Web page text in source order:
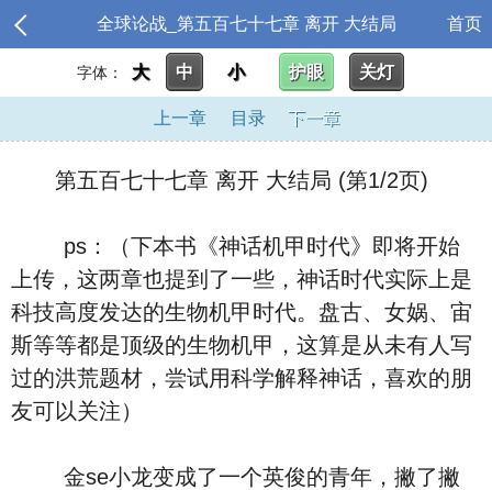
全球论战_第五百七十七章 离开 大结局 首页
字体： 大 中 小 护眼 关灯
上一章 目录 下一章
第五百七十七章 离开 大结局 (第1/2页)
ps：（下本书《神话机甲时代》即将开始
上传，这两章也提到了一些，神话时代实际上是
科技高度发达的生物机甲时代。盘古、女娲、宙
斯等等都是顶级的生物机甲，这算是从未有人写
过的洪荒题材，尝试用科学解释神话，喜欢的朋
友可以关注）
金se小龙变成了一个英俊的青年，撇了撇